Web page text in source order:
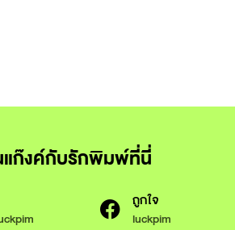
แก๊งค์กับรักพิมพ์ที่นี่
ถูกใจ
luckpim